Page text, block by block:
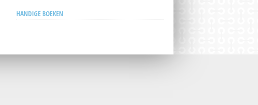
HANDIGE BOEKEN